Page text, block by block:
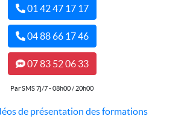
01 42 47 17 17
04 88 66 17 46
07 83 52 06 33
Par SMS 7j/7 - 08h00 / 20h00
de présentation des formations